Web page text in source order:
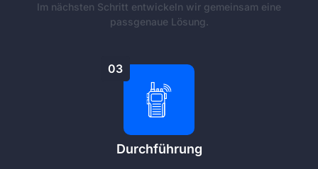
Im nächsten Schritt entwickeln wir gemeinsam eine
passgenaue Lösung.
03
Durchführung